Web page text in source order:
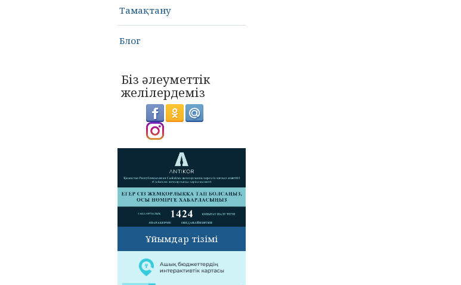
Тамақтану
Блог
Біз әлеуметтік
желілердеміз
Ұйымдар тізімі